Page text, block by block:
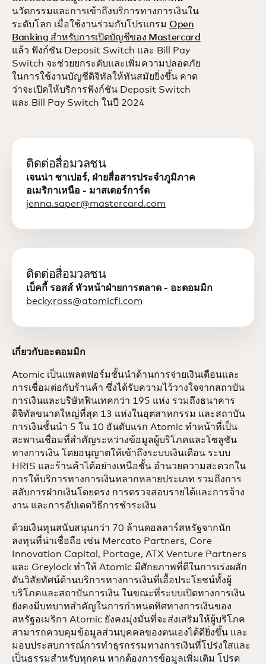
นวัตกรรมและการเข้าถึงบริการทางการเงินใน
ระดับโลก เมื่อใช้งานร่วมกับโปรแกรม Open
Banking สำหรับการเปิดบัญชีของ Mastercard
แล้ว ฟังก์ชัน Deposit Switch และ Bill Pay
Switch จะช่วยยกระดับและเพิ่มความปลอดภัย
ในการใช้งานบัญชีดิจิทัลให้ทันสมัยยิ่งขึ้น คาด
ว่าจะเปิดให้บริการฟังก์ชัน Deposit Switch
และ Bill Pay Switch ในปี 2024
ติดต่อสื่อมวลชน
เจนน่า ซาเปอร์, ฝ่ายสื่อสารประจำภูมิภาค
อเมริกาเหนือ - มาสเตอร์การ์ด
jenna.saper@mastercard.com
ติดต่อสื่อมวลชน
เบ็คกี้ รอสส์ หัวหน้าฝ่ายการตลาด - อะตอมมิก
becky.ross@atomicfi.com
เกี่ยวกับอะตอมมิก
Atomic เป็นแพลตฟอร์มชั้นนำด้านการจ่ายเงินเดือนและ
การเชื่อมต่อกับร้านค้า ซึ่งได้รับความไว้วางใจจากสถาบัน
การเงินและบริษัทฟินเทคกว่า 195 แห่ง รวมถึงธนาคาร
ดิจิทัลขนาดใหญ่ที่สุด 13 แห่งในอุตสาหกรรม และสถาบัน
การเงินชั้นนำ 5 ใน 10 อันดับแรก Atomic ทำหน้าที่เป็น
สะพานเชื่อมที่สำคัญระหว่างข้อมูลผู้บริโภคและโซลูชัน
ทางการเงิน โดยอนุญาตให้เข้าถึงระบบเงินเดือน ระบบ
HRIS และร้านค้าได้อย่างเหนือชั้น อำนวยความสะดวกใน
การให้บริการทางการเงินหลากหลายประเภท รวมถึงการ
สลับการฝากเงินโดยตรง การตรวจสอบรายได้และการจ้าง
งาน และการอัปเดตวิธีการชำระเงิน
ด้วยเงินทุนสนับสนุนกว่า 70 ล้านดอลลาร์สหรัฐจากนัก
ลงทุนที่น่าเชื่อถือ เช่น Mercato Partners, Core
Innovation Capital, Portage, ATX Venture Partners
และ Greylock ทำให้ Atomic มีศักยภาพที่ดีในการเร่งผลัก
ดันวิสัยทัศน์ด้านบริการทางการเงินที่เอื้อประโยชน์ทั้งผู้
บริโภคและสถาบันการเงิน ในขณะที่ระบบเปิดทางการเงิน
ยังคงมีบทบาทสำคัญในการกำหนดทิศทางการเงินของ
สหรัฐอเมริกา Atomic ยังคงมุ่งมั่นที่จะส่งเสริมให้ผู้บริโภค
สามารถควบคุมข้อมูลส่วนบุคคลของตนเองได้ดียิ่งขึ้น และ
มอบประสบการณ์การทำธุรกรรมทางการเงินที่โปร่งใสและ
เป็นธรรมสำหรับทุกคน หากต้องการข้อมูลเพิ่มเติม โปรด